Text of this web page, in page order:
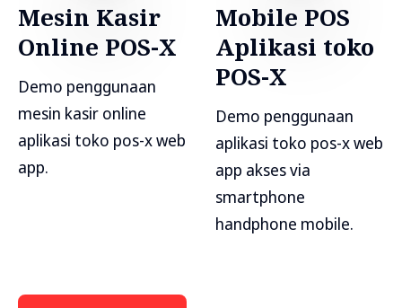
Mesin Kasir
Online POS-X
Demo penggunaan
mesin kasir online
aplikasi toko pos-x web
app.
Mobile POS
Aplikasi toko
POS-X
Demo penggunaan
aplikasi toko pos-x web
app akses via
smartphone
handphone mobile.